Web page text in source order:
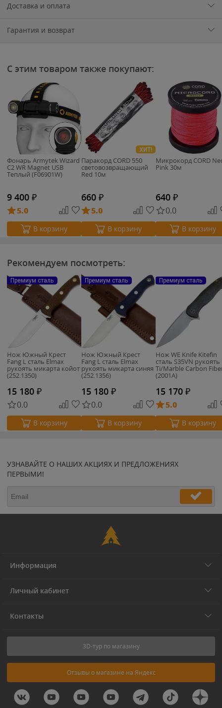
Доставка и оплата
Гарантия и возврат
С этим товаром также покупают:
Фонарь Armytek Wizard
C2 WR Magnet USB
Теплый (F06901W)
9 400 ₽
5.0
В корзину
ХИТ!
Паракорд CORD 550
световозвращающий
Red 10м
660 ₽
5.0
В корзину
Микрокорд CORD
Pink 30м
640 ₽
0.0
В корзину
Рекомендуем посмотреть:
Премиум сталь
Нож Южный Крест
Fang L сталь Elmax
рукоять микарта койот
(252.1350)
15 180 ₽
0.0
В корзину
Премиум сталь
Нож Южный Крест
Fang L сталь Elmax
рукоять микарта синяя
(252.1356)
15 180 ₽
0.0
В корзину
Премиум сталь
Нож WE Knife Kitefin
сталь S35VN рукоять
Ti/Marble Carbon
(2001A)
15 170 ₽
5.0
В корзину
УЗНАВАЙТЕ О НАШИХ АКЦИЯХ И ПРЕДЛОЖЕНИЯХ
ПЕРВЫМИ!
Информация
Личный кабинет
Контакты
3D-тур по магазину
Отзывы о магазине на Яндекс